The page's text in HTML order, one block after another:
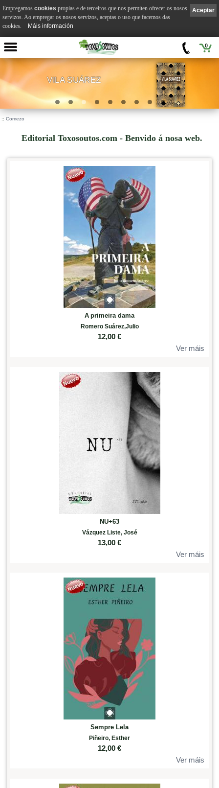
0
VILA SUÁREZ
:: Comezo
Editorial Toxosoutos.com - Benvido á nosa web.
A primeira dama
Romero Suárez,Julio
12,00 €
Ver máis
NU+63
Vázquez Liste, José
13,00 €
Ver máis
Sempre Lela
Piñeiro, Esther
12,00 €
Ver máis
Aceptar
Empregamos cookies propias e de terceiros que nos permiten ofrecer os nosos
servizos. Ao empregar os nosos servizos, aceptas o uso que facemos das
cookies.
Máis información